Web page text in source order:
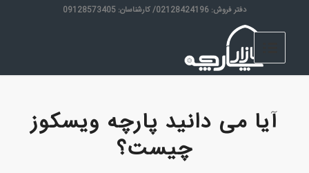
دفتر فروش: 02128424196/ کارشناسان: 09128573405
آیا می دانید پارچه ویسکوز
چیست؟